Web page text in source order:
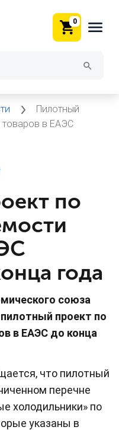
0
Пилотный
в ЕАЭС
по
года
союза
проект по
в ЕАЭС до конца
что пилотный
перечне
холодильники» по
указаны в